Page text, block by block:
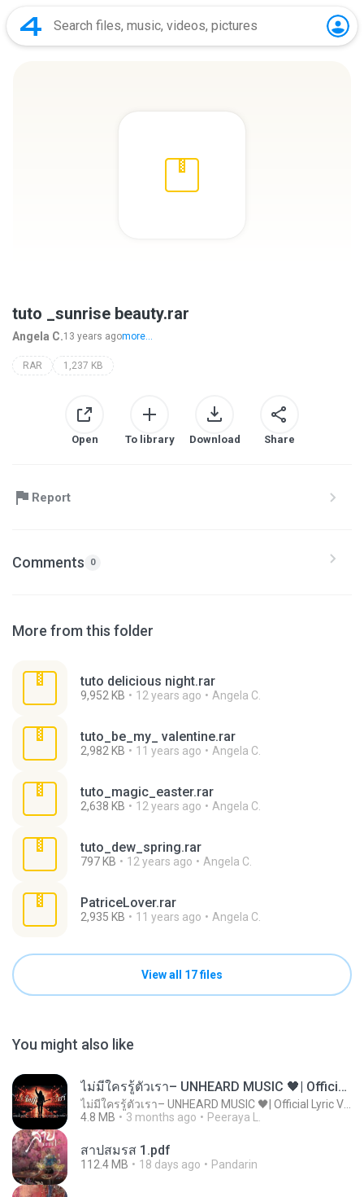
tuto _sunrise beauty.rar
Angela C.13 years agomore...
RAR 1,237 KB
Open To library Download Share
Report
Comments 0
More from this folder
tuto delicious night.rar
9,952 KB 12 years ago Angela C.
tuto_be_my_ valentine.rar
2,982 KB 11 years ago Angela C.
tuto_magic_easter.rar
2,638 KB 12 years ago Angela C.
tuto_dew_spring.rar
797 KB 12 years ago Angela C.
PatriceLover.rar
2,935 KB 11 years ago Angela C.
View all 17 files
You might also like
ไม่มีใครรู้ตัวเรา– UNHEARD MUSIC 🖤| Official Lyric Video | เพลงสู้ชีวิต
4.8 MB
3 months ago Peeraya L.
สาปสมรส 1.pdf
112.4 MB 18 days ago Pandarin